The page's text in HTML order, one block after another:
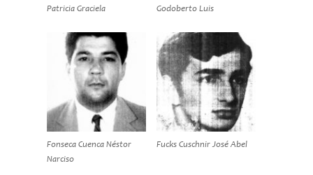
Patricia Graciela
Godoberto Luis
Fonseca Cuenca Néstor
Narciso
Fucks Cuschnir José Abel